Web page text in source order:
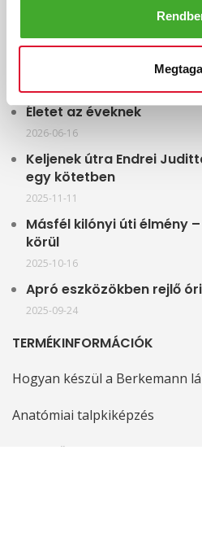
Életet az éveknek
2026-06-16
Keljenek útra Endrei
egy kötetben
2025-11-11
Másfél kilónyi úti élmény
körül
2025-10-16
Apró eszközökben rejlő
2025-09-24
TERMÉKINFORMÁCIÓK
Hogyan készül a Berkemann
Anatómiai talpkiképzés
Kivehető talpbetét